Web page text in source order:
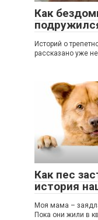
Как
Историй о
рассказано уже
Как пес
история
Моя мама –
Пока они жили в